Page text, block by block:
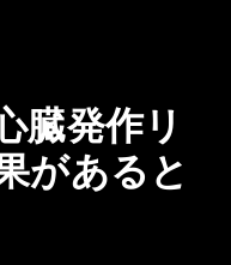
臓発作リ
があると